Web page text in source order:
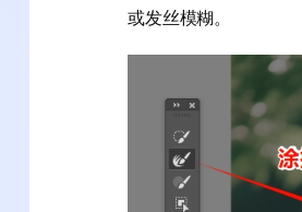
或发丝模糊。